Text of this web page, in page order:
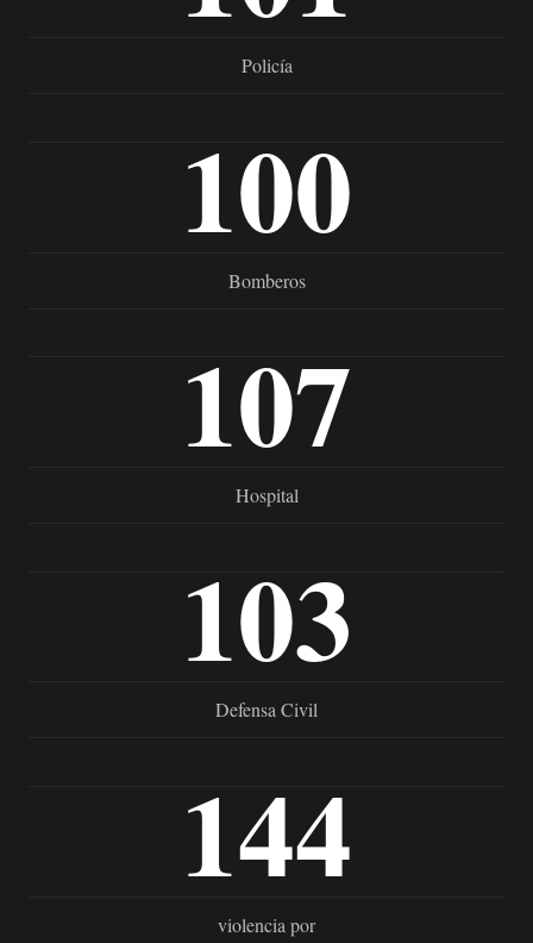
Policía
100
Bomberos
107
Hospital
103
Defensa Civil
144
violencia por